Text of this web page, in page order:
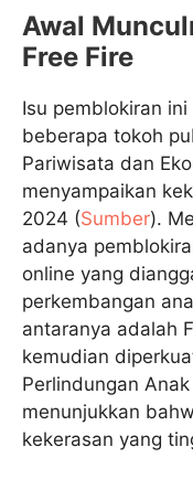
Awal
Free Fire
Isu pemblokiran
beberapa tokoh
Pariwisata dan
menyampaikan
2024 (Sumber).
adanya
online yang
perkembangan
antaranya adalah
kemudian
Perlindungan
menunjukkan
kekerasan yang